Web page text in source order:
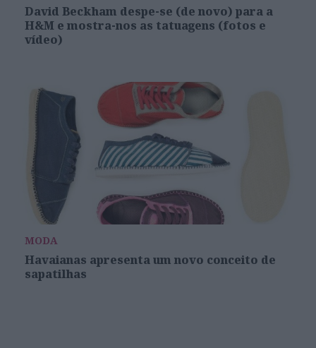
David Beckham despe-se (de novo) para a
H&M e mostra-nos as tatuagens (fotos e
vídeo)
MODA
Havaianas apresenta um novo conceito de
sapatilhas